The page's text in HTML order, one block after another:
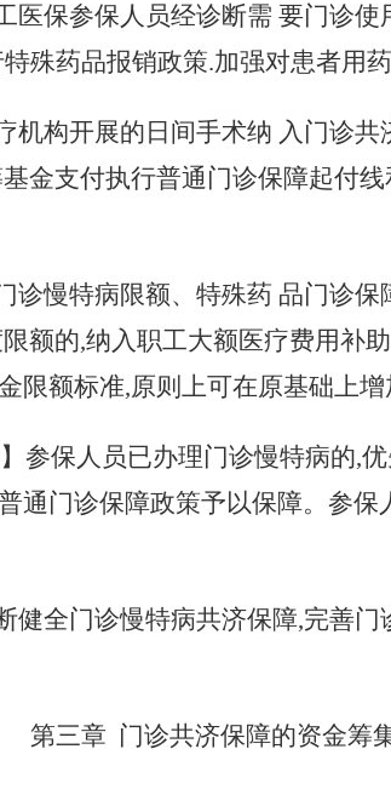
医保参保人员经诊断需 要门诊使
殊药品报销政策.加强对患者用
机构开展的日间手术纳 入门诊共
金支付执行普通门诊保障起付
诊慢特病限额、特殊药 品门诊保
额的,纳入职工大额医疗费用补
限额标准,原则上可在原基础上增
参保人员已办理门诊慢特病的,
通门诊保障政策予以保障。 参保
健全门诊慢特病共济保障,完善门
第三章 门诊共济保障的资金筹